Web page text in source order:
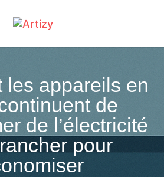
les appareils en
de
de l’électricité
pour